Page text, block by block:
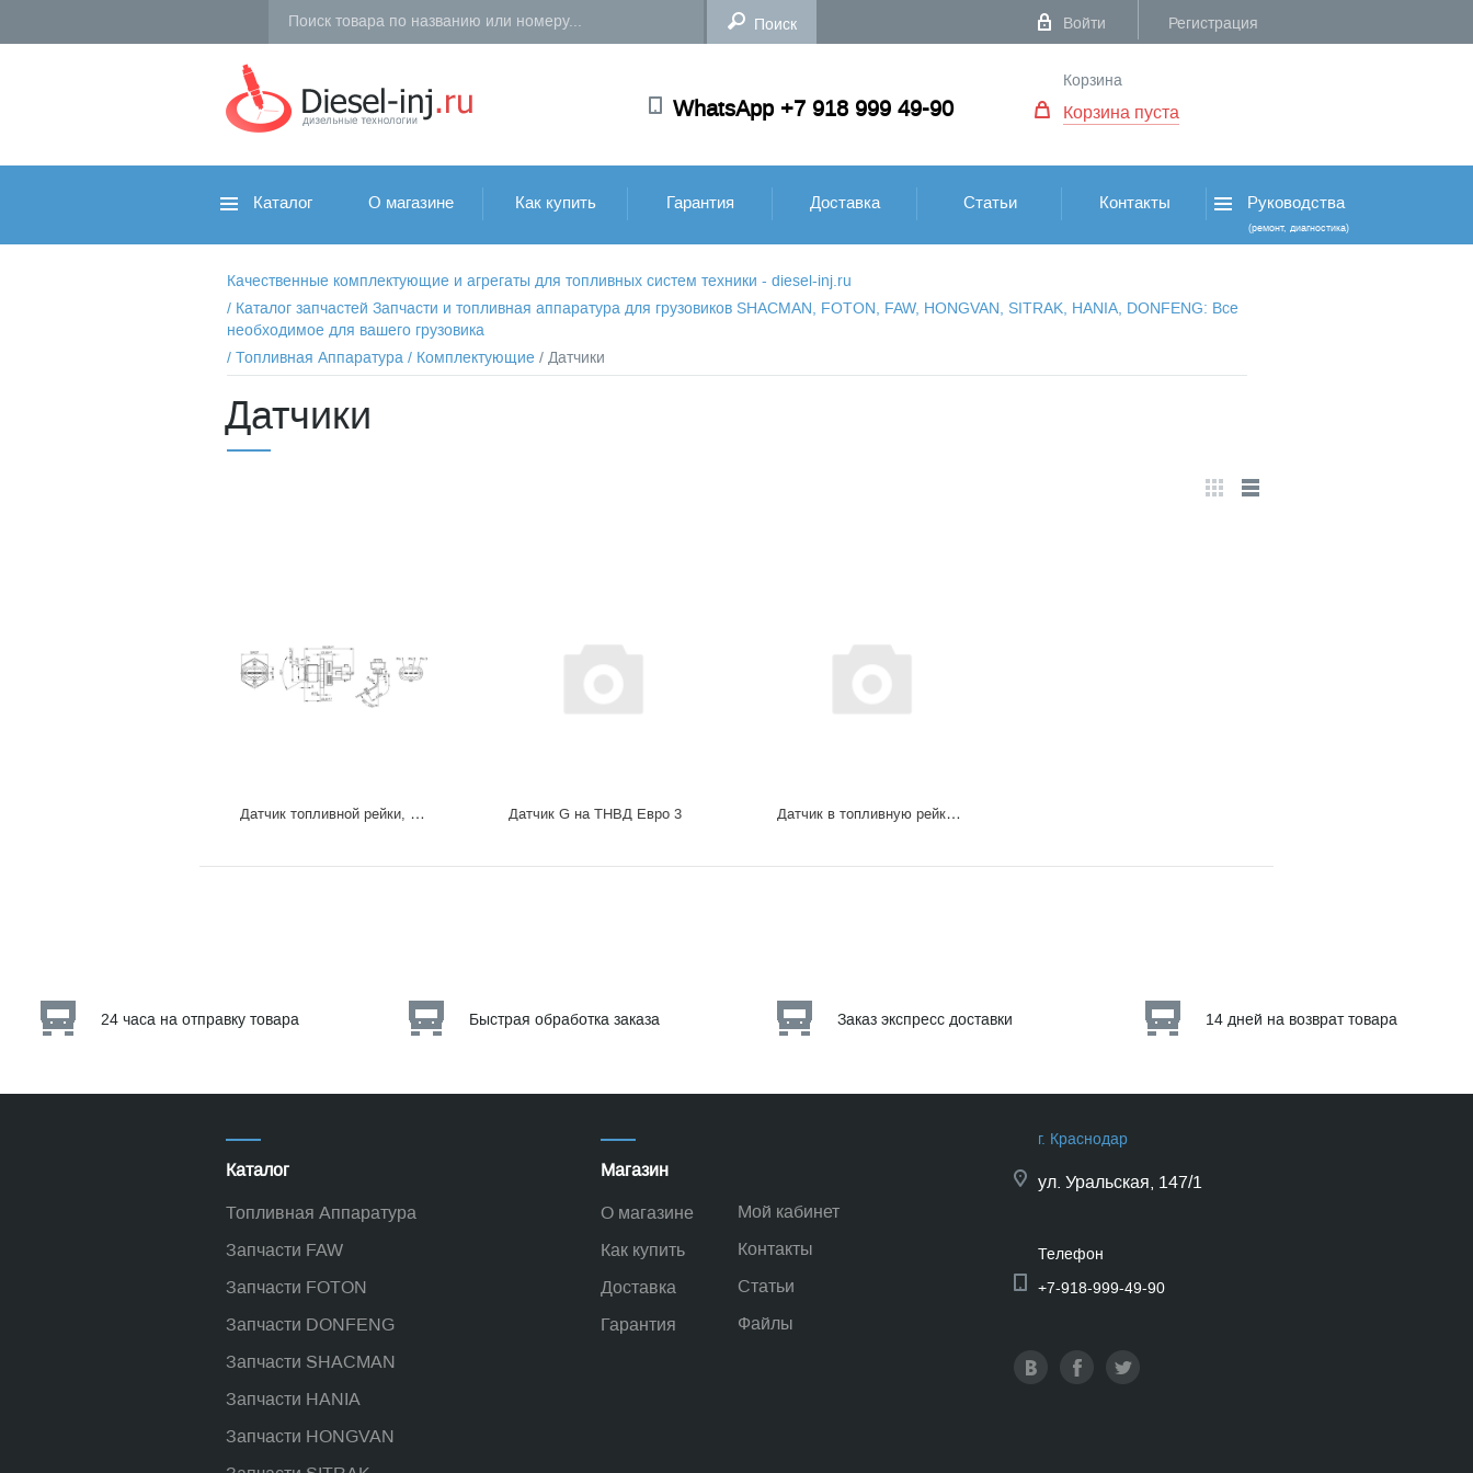
Войти Регистрация
WhatsApp +7 918 999 49-90
Корзина
Корзина пуста
Каталог О магазине Как купить Гарантия Доставка Статьи Контакты Руководства
(ремонт, диагностика)
Качественные комплектующие и агрегаты для топливных систем техники - diesel-inj.ru
/ Каталог запчастей Запчасти и топливная аппаратура для грузовиков SHACMAN, FOTON, FAW, HONGVAN, SITRAK, HANIA, DONFENG: Все
необходимое для вашего грузовика
/ Топливная Аппаратура / Комплектующие / Датчики
Датчики
Датчик топливной рейки, 0281006112/0281002937 Датчик G на ТНВД Евро 3 Датчик в топливную рейку (Рампу) евро-3 DENSO, 499000-6160
24 часа на отправку товара Быстрая обработка заказа Заказ экспресс доставки 14 дней на возврат товара
Каталог
Топливная Аппаратура
Запчасти FAW
Запчасти FOTON
Запчасти DONFENG
Запчасти SHACMAN
Запчасти HANIA
Запчасти HONGVAN
Магазин
О магазине
Как купить
Доставка
Гарантия
Мой кабинет
Контакты
Статьи
Файлы
г. Краснодар
ул. Уральская, 147/1
Телефон
+7-918-999-49-90